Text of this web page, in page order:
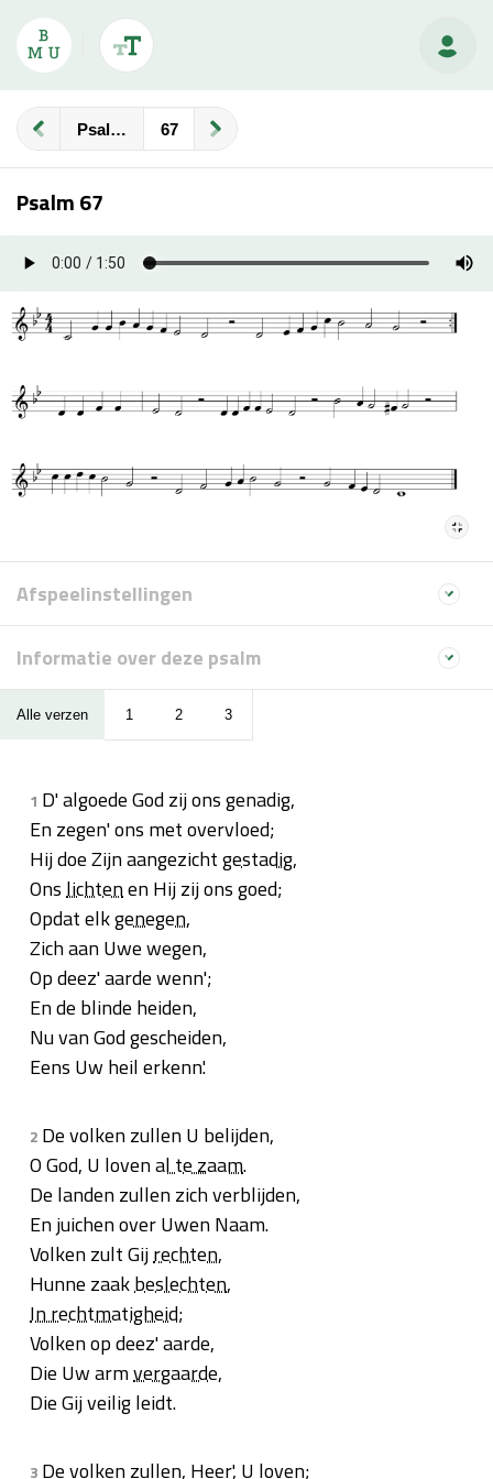
Psalmberijming
Psalm 67
Afspeelinstellingen
Informatie over deze psalm
Alle verzen 1 2 3
1 D' algoede God zij ons genadig,
En zegen' ons met overvloed;
Hij doe Zijn aangezichtgestadig,
Onslichtenen Hij zij ons goed;
Opdat elkgenegen,
Zich aan Uwe wegen,
Op deez' aarde wenn';
En de blinde heiden,
Nu van God gescheiden,
Eens Uw heil erkenn'.
2 De volken zullen U belijden,
O God, U lovenal te zaam.
De landen zullen zich verblijden,
En juichen over Uwen Naam.
Volken zult Gijrechten,
Hunne zaakbeslechten,
In rechtmatigheid;
Volken op deez' aarde,
Die Uw armvergaarde,
Die Gij veilig leidt.
3 De volken zullen, Heer', U loven;